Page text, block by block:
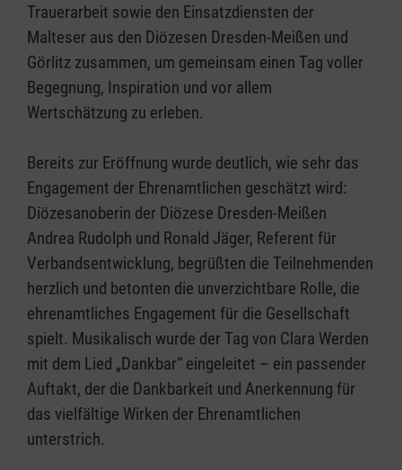
Trauerarbeit sowie den Einsatzdiensten der
Malteser aus den Diözesen Dresden-Meißen und
Görlitz zusammen, um gemeinsam einen Tag voller
Begegnung, Inspiration und vor allem
Wertschätzung zu erleben.
Bereits zur Eröffnung wurde deutlich, wie sehr das
Engagement der Ehrenamtlichen geschätzt wird:
Diözesanoberin der Diözese Dresden-Meißen
Andrea Rudolph und Ronald Jäger, Referent für
Verbandsentwicklung, begrüßten die Teilnehmenden
herzlich und betonten die unverzichtbare Rolle, die
ehrenamtliches Engagement für die Gesellschaft
spielt. Musikalisch wurde der Tag von Clara Werden
mit dem Lied „Dankbar“ eingeleitet – ein passender
Auftakt, der die Dankbarkeit und Anerkennung für
das vielfältige Wirken der Ehrenamtlichen
unterstrich.